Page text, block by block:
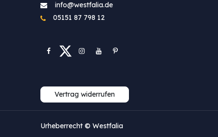
info@westfa​lia.de
05151 87 798 12
Vertrag widerrufen
Urheberrecht © Westfalia